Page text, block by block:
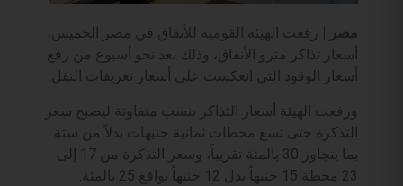
مصر |
رفعت الهيئة القومية للأنفاق في مصر الخميس،
أسعار تذاكر مترو الأنفاق، وذلك بعد نحو أسبوع من رفع
أسعار الوقود التي انعكست على أسعار تعريفات النقل.
ورفعت الهيئة أسعار التذاكر بنسب متفاوتة ليصبح سعر
التذكرة حتى تسع محطات ثمانية جنيهات بدلاً من ستة
بما يتجاوز 30 بالمئة تقريباً، وسعر التذكرة من 17 إلى
23 محطة 15 جنيهاً بدل 12 جنيهاً بواقع 25 بالمئة.